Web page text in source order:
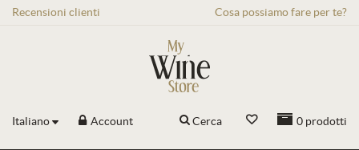
Recensioni clienti Cosa possiamo fare per te?
Italiano Account 0 prodotti
Cerca